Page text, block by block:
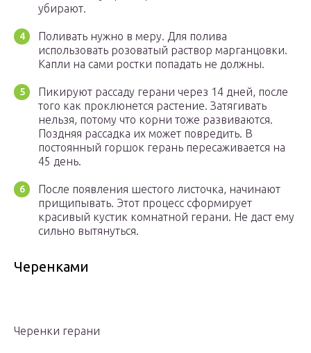
убирают.
Поливать нужно в меру. Для полива
использовать розоватый раствор марганцовки.
Капли на сами ростки попадать не должны.
Пикируют рассаду герани через 14 дней, после
того как проклюнется растение. Затягивать
нельзя, потому что корни тоже развиваются.
Поздняя рассадка их может повредить. В
постоянный горшок герань пересаживается на
45 день.
После появления шестого листочка, начинают
прищипывать. Этот процесс сформирует
красивый кустик комнатной герани. Не даст ему
сильно вытянуться.
Черенками
Черенки герани